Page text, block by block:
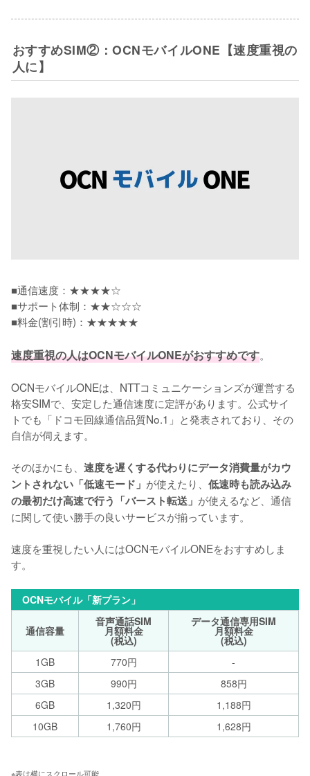
おすすめSIM②：OCNモバイルONE【速度重視の
人に】
■通信速度：★★★★☆
■サポート体制：★★☆☆☆
■料金(割引時)：★★★★★
速度重視の人はOCNモバイルONEがおすすめです。
OCNモバイルONEは、NTTコミュニケーションズが運営する
格安SIMで、安定した通信速度に定評があります。公式サイ
トでも「ドコモ回線通信品質No.1」と発表されており、その
自信が伺えます。
そのほかにも、 速度を遅くする代わりにデータ消費量がカウ
ントされない「低速モード」 が使えたり、 低速時も読み込み
の最初だけ高速で行う「バースト転送」 が使えるなど、通信
に関して使い勝手の良いサービスが揃っています。
速度を重視したい人にはOCNモバイルONEをおすすめしま
す。
OCNモバイル「新プラン」
通信容量
音声通話SIM
月額料金
(税込)
データ通信専用SIM
月額料金
(税込)
1GB
770円
-
3GB
990円
858円
6GB
1,320円
1,188円
10GB
1,760円 1,628円
※表は横にスクロール可能